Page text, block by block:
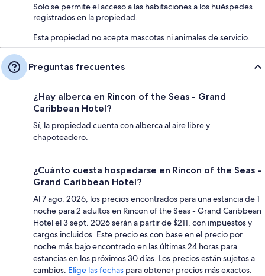
Solo se permite el acceso a las habitaciones a los huéspedes
registrados en la propiedad.
Esta propiedad no acepta mascotas ni animales de servicio.
Preguntas frecuentes
¿Hay alberca en Rincon of the Seas - Grand
Caribbean Hotel?
Sí, la propiedad cuenta con alberca al aire libre y
chapoteadero.
¿Cuánto cuesta hospedarse en Rincon of the Seas -
Grand Caribbean Hotel?
Al 7 ago. 2026, los precios encontrados para una estancia de 1
noche para 2 adultos en Rincon of the Seas - Grand Caribbean
Hotel el 3 sept. 2026 serán a partir de $211, con impuestos y
cargos incluidos. Este precio es con base en el precio por
noche más bajo encontrado en las últimas 24 horas para
estancias en los próximos 30 días. Los precios están sujetos a
cambios. Elige las fechas para obtener precios más exactos.